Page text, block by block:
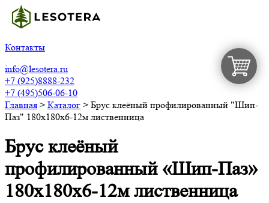
Контакты
info@lesotera.ru
+7 (925)8888-232
+7 (495)506-06-10
Главная > Каталог > Брус клеёный профилированный "Шип-
Паз" 180х180х6-12м лиственница
Брус клеёный
профилированный «Шип-Паз»
180х180х6-12м лиственница